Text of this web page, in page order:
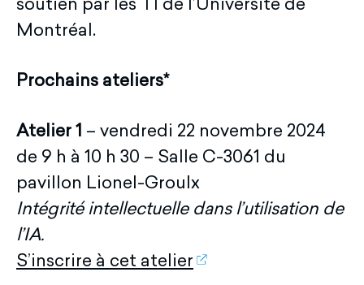
soutien par les TI de l’Université de
Montréal.
Prochains ateliers*
Atelier 1 – vendredi 22 novembre 2024
de 9 h à 10 h 30 – Salle C-3061 du
pavillon Lionel-Groulx
Intégrité intellectuelle dans l’utilisation de
l’IA.
S’inscrire à cet atelier